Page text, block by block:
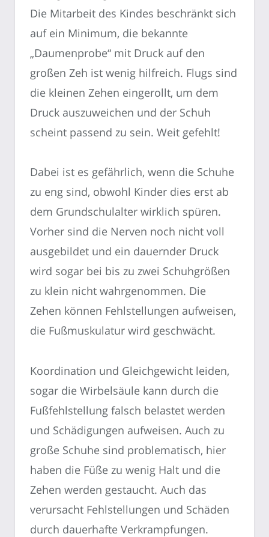
Die Mitarbeit des Kindes beschränkt sich
auf ein Minimum, die bekannte
„Daumenprobe“ mit Druck auf den
großen Zeh ist wenig hilfreich. Flugs sind
die kleinen Zehen eingerollt, um dem
Druck auszuweichen und der Schuh
scheint passend zu sein. Weit gefehlt!
Dabei ist es gefährlich, wenn die Schuhe
zu eng sind, obwohl Kinder dies erst ab
dem Grundschulalter wirklich spüren.
Vorher sind die Nerven noch nicht voll
ausgebildet und ein dauernder Druck
wird sogar bei bis zu zwei Schuhgrößen
zu klein nicht wahrgenommen. Die
Zehen können Fehlstellungen aufweisen,
die Fußmuskulatur wird geschwächt.
Koordination und Gleichgewicht leiden,
sogar die Wirbelsäule kann durch die
Fußfehlstellung falsch belastet werden
und Schädigungen aufweisen. Auch zu
große Schuhe sind problematisch, hier
haben die Füße zu wenig Halt und die
Zehen werden gestaucht. Auch das
verursacht Fehlstellungen und Schäden
durch dauerhafte Verkrampfungen.